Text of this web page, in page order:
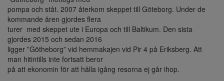
pompa och ståt. 2007 återkom skeppet till Göteborg. Under de
kommande åren gjordes flera
turer med skeppet ute i Europa och till Baltikum. Den sista
gjordes 2015 och sedan 2016
ligger ”Götheborg” vid hemmakajen vid Pir 4 på Eriksberg. Att
man hitintills inte fortsatt beror
på att ekonomin för att hålla igång resorna ej går ihop.